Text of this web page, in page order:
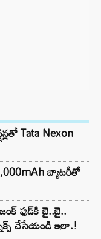
Tata Nexon
బ్యాటరీతో
ఫుడ్‌కి బై..బై..
చేసేయండి ఇలా.!